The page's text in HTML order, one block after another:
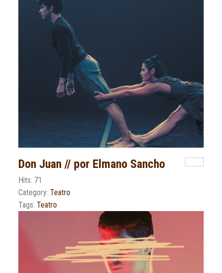
Don Juan // por Elmano Sancho
Hits: 71
Category:Teatro
Tags:Teatro